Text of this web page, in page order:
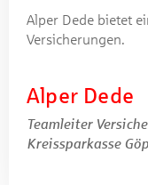
Alper Dede bietet
Versicherungen.
Alper Dede
Teamleiter
Kreissparkasse